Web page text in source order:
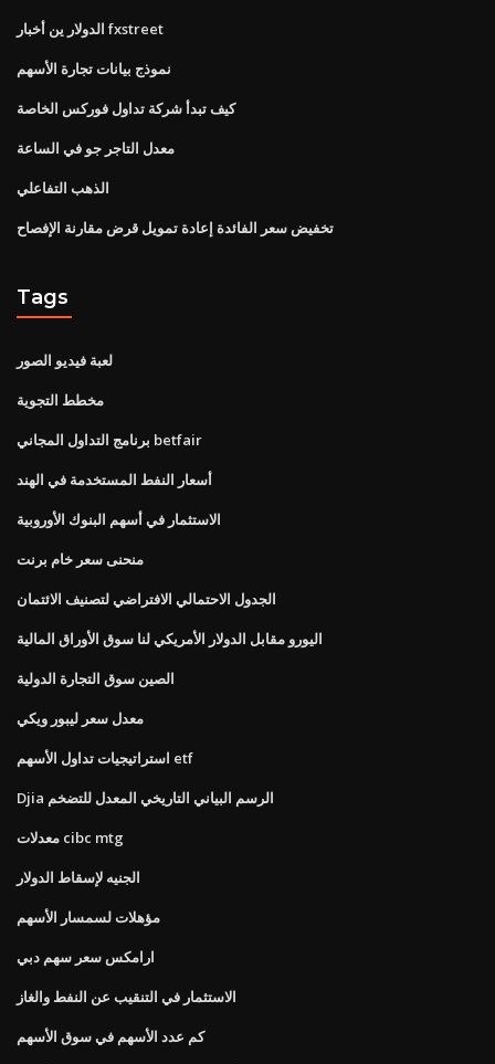
الدولار ين أخبار fxstreet
نموذج بيانات تجارة الأسهم
كيف تبدأ شركة تداول فوركس الخاصة
معدل التاجر جو في الساعة
الذهب التفاعلي
تخفيض سعر الفائدة إعادة تمويل قرض مقارنة الإفصاح
Tags
لعبة فيديو الصور
مخطط التجوية
برنامج التداول المجاني betfair
أسعار النفط المستخدمة في الهند
الاستثمار في أسهم البنوك الأوروبية
منحنى سعر خام برنت
الجدول الاحتمالي الافتراضي لتصنيف الائتمان
اليورو مقابل الدولار الأمريكي لنا سوق الأوراق المالية
الصين سوق التجارة الدولية
معدل سعر ليبور ويكي
استراتيجيات تداول الأسهم etf
Djia الرسم البياني التاريخي المعدل للتضخم
معدلات cibc mtg
الجنيه لإسقاط الدولار
مؤهلات لسمسار الأسهم
ارامكس سعر سهم دبي
الاستثمار في التنقيب عن النفط والغاز
كم عدد الأسهم في سوق الأسهم